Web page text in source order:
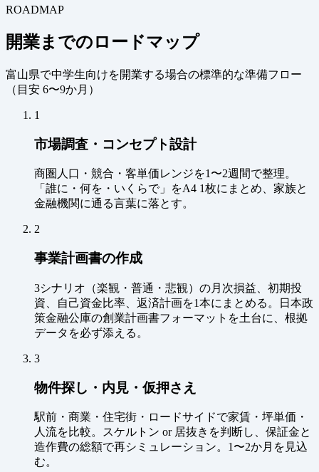
ROADMAP
開業までのロードマップ
富山県で中学生向けを開業する場合の標準的な準備フロー
（ 目安 6〜9か月 ）
1
市場調査・コンセプト設計
商圏人口・競合・客単価レンジを1〜2週間で整理。
「誰に・何を・いくらで」をA4 1枚にまとめ、家族と
金融機関に通る言葉に落とす。
2
事業計画書の作成
3シナリオ（楽観・普通・悲観）の月次損益、初期投
資、自己資金比率、返済計画を1本にまとめる。日本政
策金融公庫の創業計画書フォーマットを土台に、根拠
データを必ず添える。
3
物件探し・内見・仮押さえ
駅前・商業・住宅街・ロードサイドで家賃・坪単価・
人流を比較。スケルトン or 居抜きを判断し、保証金と
造作費の総額で再シミュレーション。1〜2か月を見込
む。